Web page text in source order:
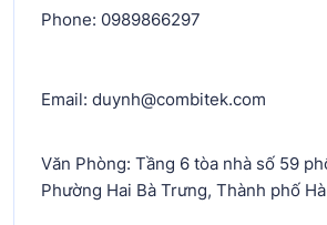
Phone: 0989866297
Email: duynh@combitek.com
Văn Phòng: Tầng 6 tòa nhà số 59
Phường Hai Bà Trưng, Thành phố